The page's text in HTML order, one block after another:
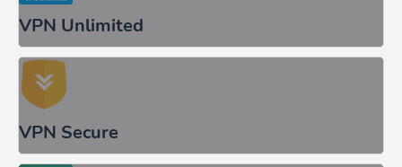
VPN Unlimited
VPN Secure